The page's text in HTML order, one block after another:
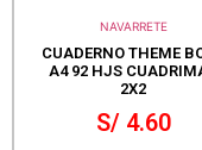
NAVARRETE
CUADERNO THEME
A4 92 HJS
2X2
S/4.60